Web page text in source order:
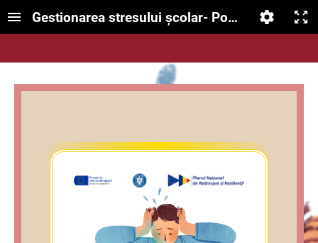
Gestionarea stresului școlar- Popa Mădălina-